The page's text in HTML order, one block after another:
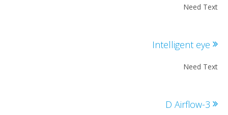
Need
Intelligent
Need